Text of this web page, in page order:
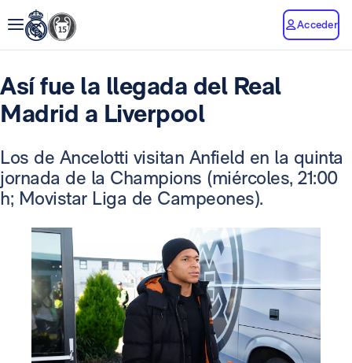
Acceder
Así fue la llegada del Real
Madrid a Liverpool
Los de Ancelotti visitan Anfield en la quinta
jornada de la Champions (miércoles, 21:00
h; Movistar Liga de Campeones).